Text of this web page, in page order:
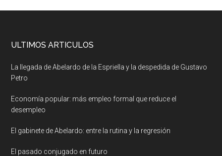
ULTIMOS ARTICULOS
La llegada de Abelardo de la Espriella y la despedida de Gustavo
Petro
Economía popular: más empleo formal que reduce el
desempleo
El gabinete de Abelardo: entre la rutina y la regresión
El pasado conjugado en futuro